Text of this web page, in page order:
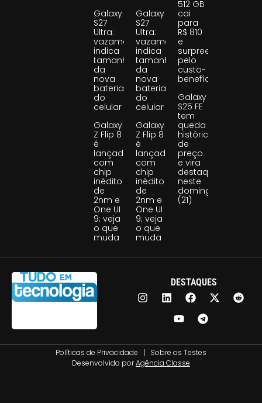
Galaxy
S27
Ultra:
vazamento
indica
tamanho
da
nova
bateria
do
celular
Galaxy
Z Flip 8
é
lançado
com
chip
inédito
de
2nm e
One UI
9; veja
o que
muda
Galaxy
S27
Ultra:
vazamento
indica
tamanho
da
nova
bateria
do
celular
Galaxy
Z Flip 8
é
lançado
com
chip
inédito
de
2nm e
One UI
9; veja
o que
muda
512 GB
cai
para
R$ 810
e
surpreende
pelo
custo-
benefício
Galaxy
S25 FE
tem
queda
histórica
de
preço
e vira
destaque
neste
domingo
(21)
DESTAQUES
Políticas de Privacidade
Sobre os Testes
Desenvolvido porAgência Classe